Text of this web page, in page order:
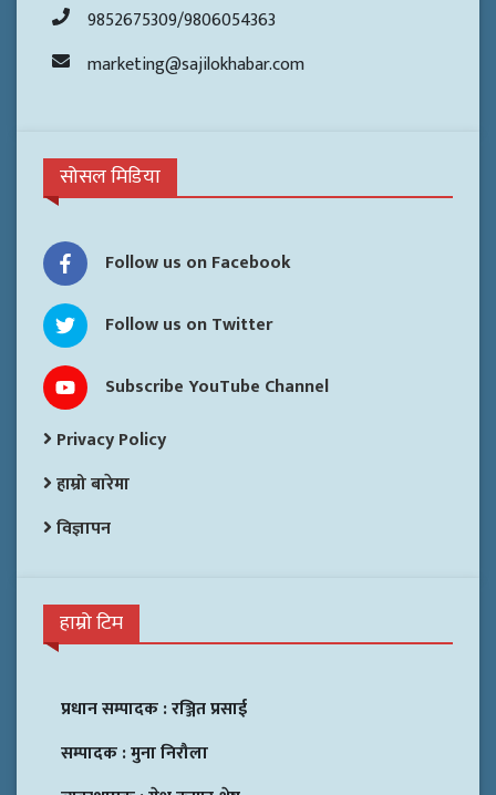
9852675309/9806054363
marketing@sajilokhabar.com
सोसल मिडिया
Follow us on Facebook
Follow us on Twitter
Subscribe YouTube Channel
Privacy Policy
हाम्रो बारेमा
विज्ञापन
हाम्रो टिम
प्रधान सम्पादक :रञ्जित प्रसाई
सम्पादक :मुना निरौला